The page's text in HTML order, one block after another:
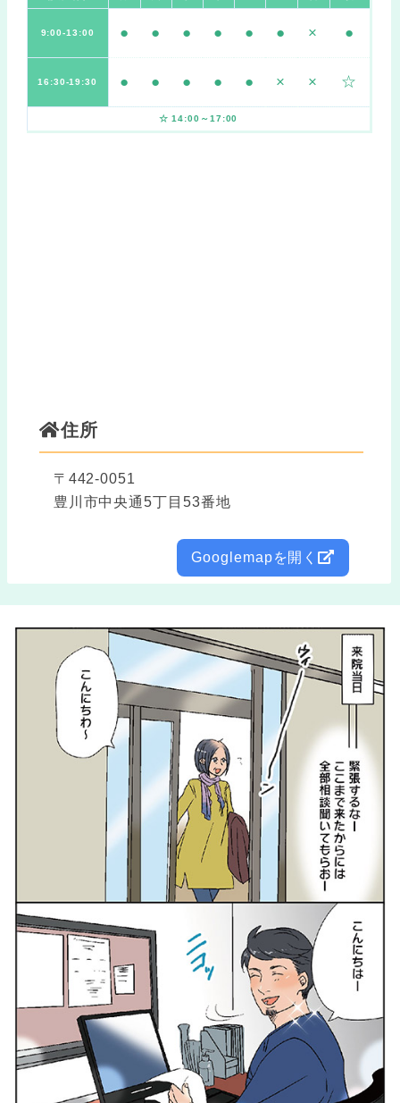
9:00-13:00 ● ● ● ● ● ● × ●
16:30-19:30 ● ● ● ● ● × × ☆
☆ 14:00～17:00
住所
〒442-0051
豊川市中央通5丁目53番地
Googlemapを開く